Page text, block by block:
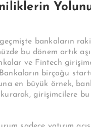
bankaların
bu dönem artık
ve Fintech
birçoğu
en büyük örnek,
girişimcilere